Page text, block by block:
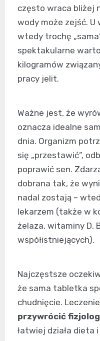
często wraca bliżej
wody może zejść. U
wtedy trochę
spektakularne
kilogramów
pracy jelit.
Ważne jest, że
oznacza idealne
dnia. Organizm
się „przestawić”,
poprawić sen.
dobrana tak, że
nadal zostają –
lekarzem (także w
żelaza, witaminy D,
współistniejących).
Najczęstsze
że sama tabletka
chudnięcie.
przywrócić
łatwiej działa dieta